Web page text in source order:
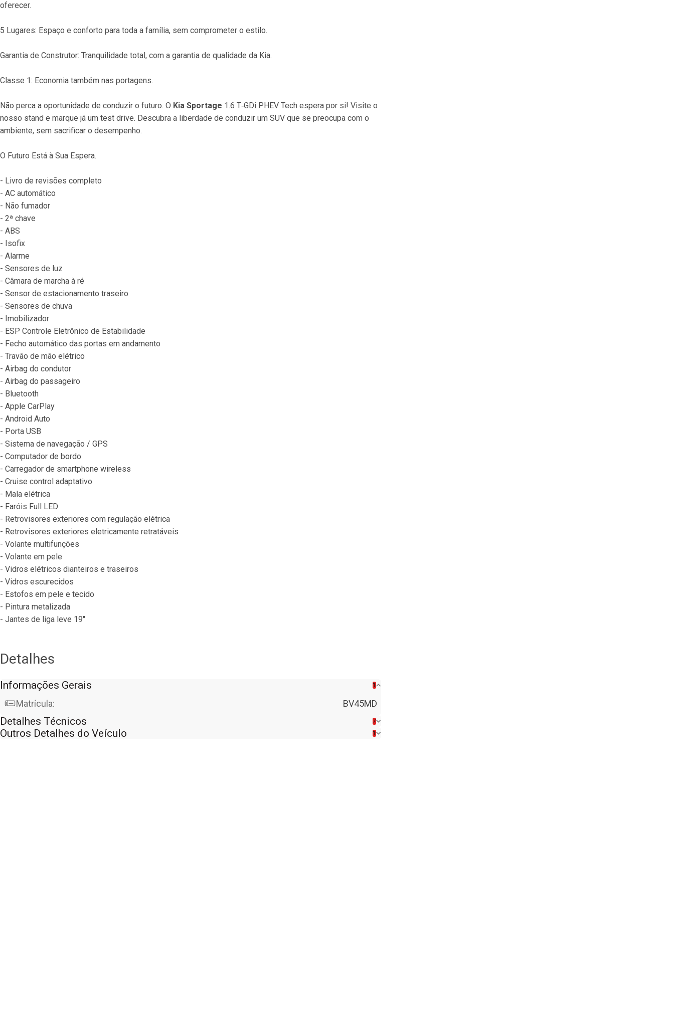
oferecer.
5 Lugares: Espaço e conforto para toda a família, sem comprometer o estilo.
Garantia de Construtor: Tranquilidade total, com a garantia de qualidade da Kia.
Classe 1: Economia também nas portagens.
Não perca a oportunidade de conduzir o futuro. O Kia Sportage 1.6 T‐GDi PHEV Tech espera por si! Visite o
nosso stand e marque já um test drive. Descubra a liberdade de conduzir um SUV que se preocupa com o
ambiente, sem sacrificar o desempenho.
O Futuro Está à Sua Espera.
- Livro de revisões completo
- AC automático
- Não fumador
- 2ª chave
- ABS
- Isofix
- Alarme
- Sensores de luz
- Câmara de marcha à ré
- Sensor de estacionamento traseiro
- Sensores de chuva
- Imobilizador
- ESP Controle Eletrônico de Estabilidade
- Fecho automático das portas em andamento
- Travão de mão elétrico
- Airbag do condutor
- Airbag do passageiro
- Bluetooth
- Apple CarPlay
- Android Auto
- Porta USB
- Sistema de navegação / GPS
- Computador de bordo
- Carregador de smartphone wireless
- Cruise control adaptativo
- Mala elétrica
- Faróis Full LED
- Retrovisores exteriores com regulação elétrica
- Retrovisores exteriores eletricamente retratáveis
- Volante multifunções
- Volante em pele
- Vidros elétricos dianteiros e traseiros
- Vidros escurecidos
- Estofos em pele e tecido
- Pintura metalizada
- Jantes de liga leve 19"
Detalhes
Informações Gerais 1
Matrícula: BV45MD
Detalhes Técnicos 7
Outros Detalhes do Veículo 1